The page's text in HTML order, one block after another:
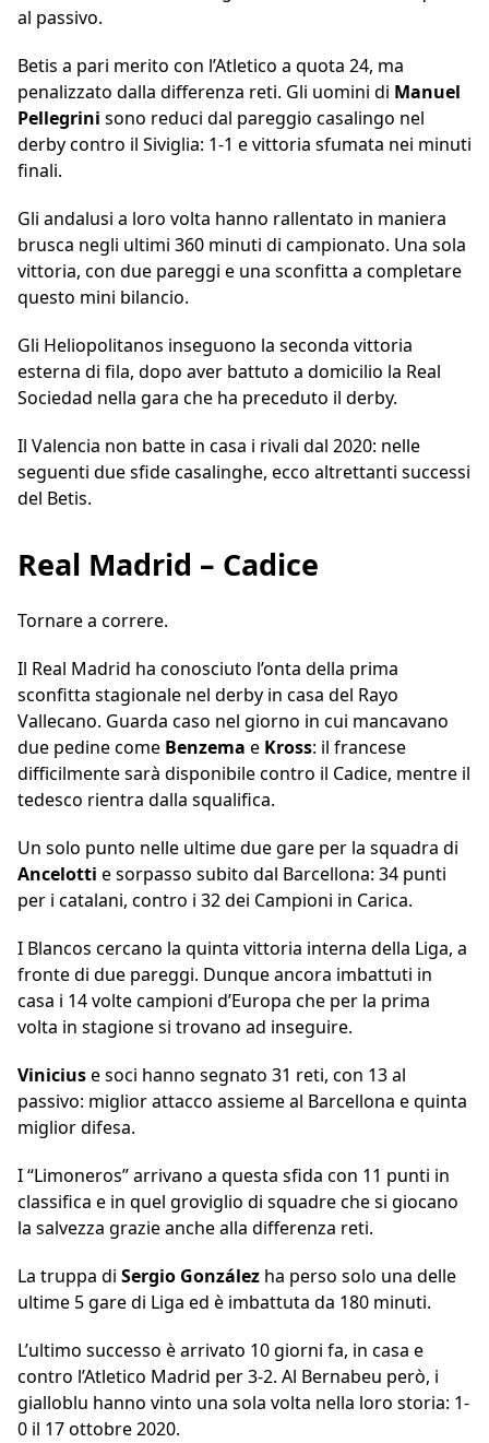
al passivo.
Betis a pari merito con l’Atletico a quota 24, ma
penalizzato dalla differenza reti. Gli uomini di Manuel
Pellegrini sono reduci dal pareggio casalingo nel
derby contro il Siviglia: 1-1 e vittoria sfumata nei minuti
finali.
Gli andalusi a loro volta hanno rallentato in maniera
brusca negli ultimi 360 minuti di campionato. Una sola
vittoria, con due pareggi e una sconfitta a completare
questo mini bilancio.
Gli Heliopolitanos inseguono la seconda vittoria
esterna di fila, dopo aver battuto a domicilio la Real
Sociedad nella gara che ha preceduto il derby.
Il Valencia non batte in casa i rivali dal 2020: nelle
seguenti due sfide casalinghe, ecco altrettanti successi
del Betis.
Real Madrid – Cadice
Tornare a correre.
Il Real Madrid ha conosciuto l’onta della prima
sconfitta stagionale nel derby in casa del Rayo
Vallecano. Guarda caso nel giorno in cui mancavano
due pedine come Benzema e Kross: il francese
difficilmente sarà disponibile contro il Cadice, mentre il
tedesco rientra dalla squalifica.
Un solo punto nelle ultime due gare per la squadra di
Ancelotti e sorpasso subito dal Barcellona: 34 punti
per i catalani, contro i 32 dei Campioni in Carica.
I Blancos cercano la quinta vittoria interna della Liga, a
fronte di due pareggi. Dunque ancora imbattuti in
casa i 14 volte campioni d’Europa che per la prima
volta in stagione si trovano ad inseguire.
Viniciuse soci hanno segnato 31 reti, con 13 al
passivo: miglior attacco assieme al Barcellona e quinta
miglior difesa.
I “Limoneros” arrivano a questa sfida con 11 punti in
classifica e in quel groviglio di squadre che si giocano
la salvezza grazie anche alla differenza reti.
La truppa di Sergio González ha perso solo una delle
ultime 5 gare di Liga ed è imbattuta da 180 minuti.
L’ultimo successo è arrivato 10 giorni fa, in casa e
contro l’Atletico Madrid per 3-2. Al Bernabeu però, i
gialloblu hanno vinto una sola volta nella loro storia: 1-
0 il 17 ottobre 2020.